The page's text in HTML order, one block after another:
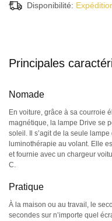
profitez de nuits plus
luminothérapie en
recommandons une
pour commencer à en
entièrement satisfait(e),
remboursement complet
applicable) dans les 30
Ce dispositif de
personnes de moins de
Disponibilité:
Principales
Nomade
En voiture, grâce à sa courroie
magnétique, la lampe Drive se
soleil. Il s’agit de la seule
luminothérapie au volant. Elle
et fournie avec un chargeur
C.
Pratique
À la maison ou au travail, le
secondes sur n’importe quel